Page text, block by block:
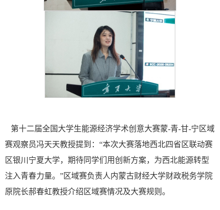
第十二届全国大学生能源经济学术创意大赛蒙-青-甘-宁区域
赛观察员冯天天教授提到：“本次大赛落地西北四省区联动赛
区银川宁夏大学，期待同学们用创新方案，为西北能源转型
注入青春力量。”区域赛负责人内蒙古财经大学财政税务学院
原院长郝春虹教授介绍区域赛情况及大赛规则。